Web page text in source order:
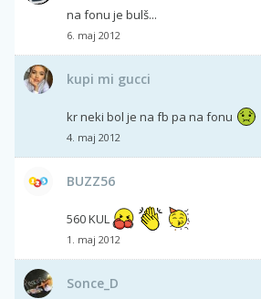
na fonu je bulš...
6. maj 2012
kupi mi gucci
kr neki bol je na fb pa na fonu
4. maj 2012
BUZZ56
560 KUL
1. maj 2012
Sonce_D